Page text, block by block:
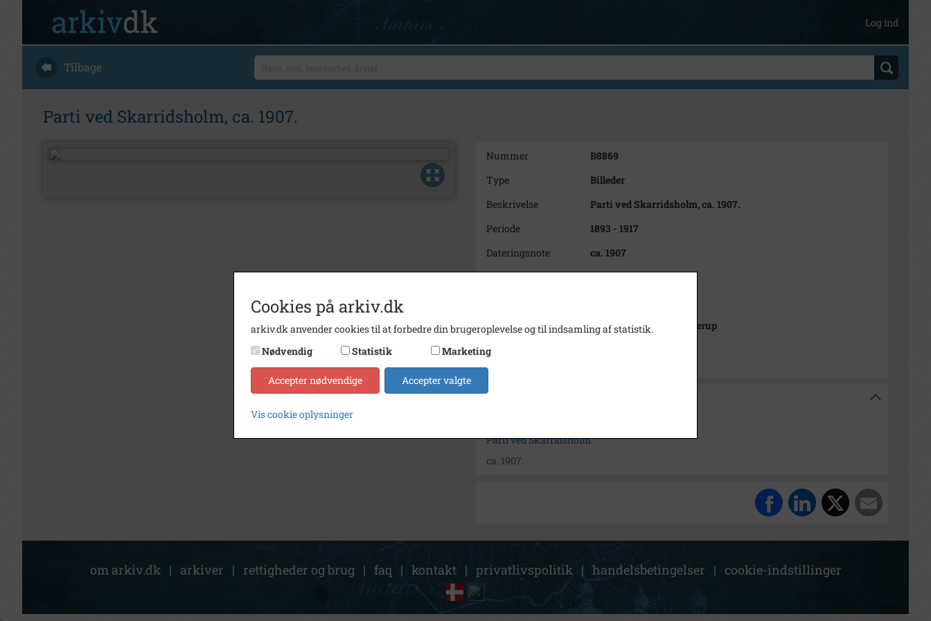
Log ind
Tilbage
Parti ved Skarridsholm, ca. 1907.
Nummer
B8869
Type
Billeder
Beskrivelse
Parti ved Skarridsholm, ca. 1907.
Periode
1893 - 1917
Dateringsnote
ca. 1907
Fotograf
Ukendt
Arkiv
Holbæk Arkiverne/Jyderup
Søg videre i Holbæk Arkiverne/Jyderup
Parti ved Skarridsholm
ca. 1907.
om arkiv.dk | arkiver | rettigheder og brug | faq | kontakt | privatlivspolitik | handelsbetingelser | cookie-indstillinger
Cookies på arkiv.dk
arkiv.dk anvender cookies til at forbedre din brugeroplevelse og til indsamling af statistik.
Nødvendig
Statistik Marketing
Accepter nødvendige Accepter valgte
Vis cookie oplysninger